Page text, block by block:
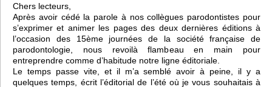
Chers lecteurs,
Après avoir cédé la parole à nos collègues parodontistes pour
s’exprimer et animer les pages des deux dernières éditions à
l’occasion des 15ème journées de la société française de
parodontologie, nous revoilà flambeau en main pour
entreprendre comme d’habitude notre ligne éditoriale.
Le temps passe vite, et il m’a semblé avoir à peine, il y a
quelques temps, écrit l’éditorial de l’été où je vous souhaitais à